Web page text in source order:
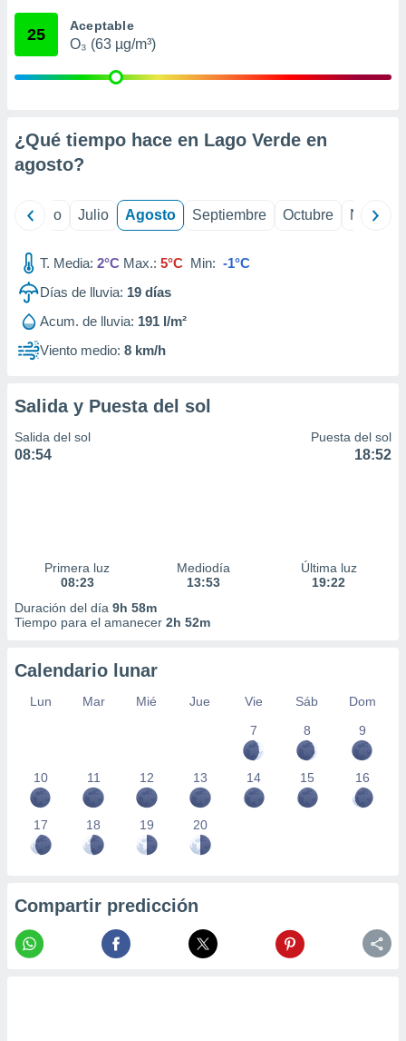
mediante
publicidad
1199
25 Aceptable
O₃ (63 µg/m³)
¿Qué tiempo hace en Lago Verde en
agosto?
Junio Julio Agosto Septiembre Octubre
T. Media: 2°C Max.: 5°C Min: -1°C
Días de lluvia: 19 días
Acum. de lluvia: 191 l/m²
Viento medio: 8 km/h
Salida y Puesta del sol
Salida del sol
08:54
Puesta del sol
18:52
Primera luz
08:23
Mediodía
13:53
Última luz
19:22
Duración del día 9h 58m
Tiempo para el amanecer 2h 52m
Calendario lunar
Lun Mar Mié Jue Vie Sáb
Dom
7
8 9
10 11 12 13 14 15 16
17 18 19 20
Compartir predicción